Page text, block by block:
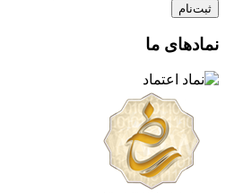
ثبت‌نام
نمادهای ما